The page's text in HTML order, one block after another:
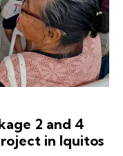
2 and 4
in Iquitos